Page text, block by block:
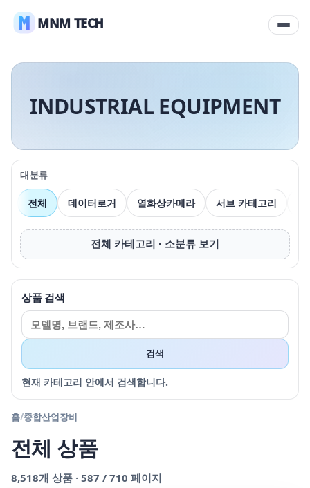
MNM TECH
INDUSTRIAL EQUIPMENT
대분류
전체 데이터로거 열화상카메라 서브 카테고리
전체 카테고리 · 소분류 보기
상품 검색
검색
현재 카테고리 안에서 검색합니다.
홈/종합산업장비
전체 상품
8,518개 상품 · 587 / 710 페이지